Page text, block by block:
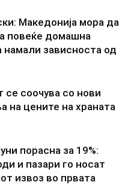
Македонија мора да
повеќе домашна
намали зависноста од
соочува со нови
на цените на храната
порасна за 19%:
и пазари го носат
извоз во првата